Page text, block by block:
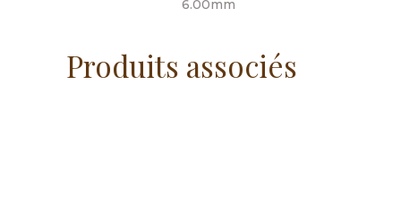
6.00mm
Produits associés